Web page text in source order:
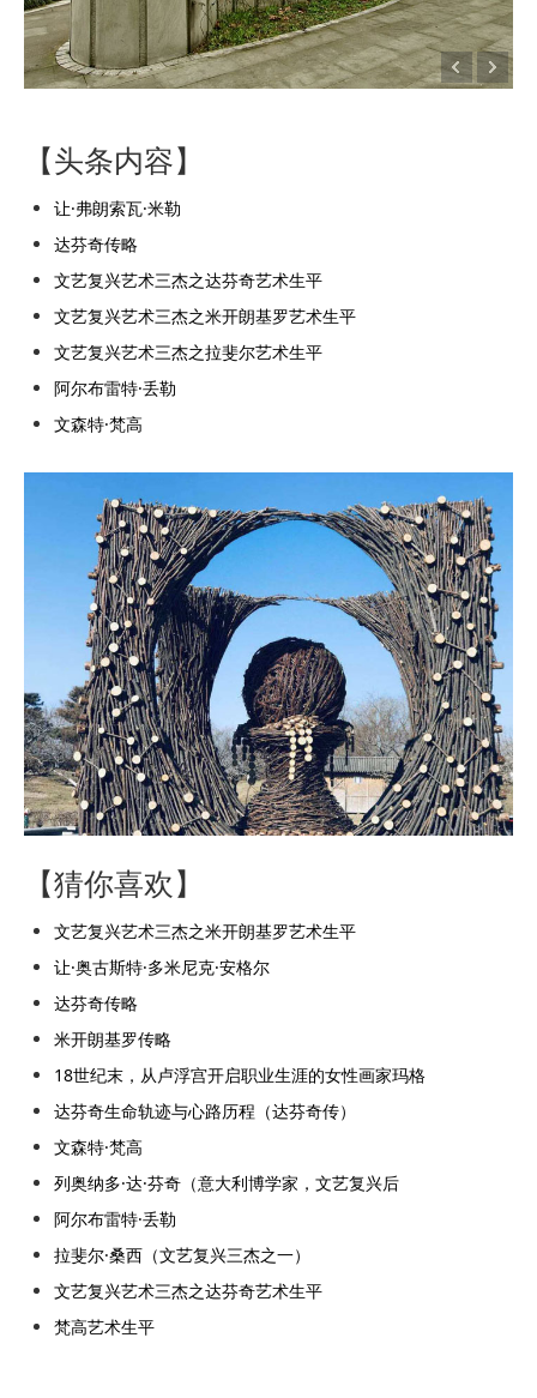
【头条内容】
让·弗朗索瓦·米勒
达芬奇传略
文艺复兴艺术三杰之达芬奇艺术生平
文艺复兴艺术三杰之米开朗基罗艺术生平
文艺复兴艺术三杰之拉斐尔艺术生平
阿尔布雷特·丢勒
文森特·梵高
【猜你喜欢】
文艺复兴艺术三杰之米开朗基罗艺术生平
让·奥古斯特·多米尼克·安格尔
达芬奇传略
米开朗基罗传略
18世纪末，从卢浮宫开启职业生涯的女性画家玛格
达芬奇生命轨迹与心路历程（达芬奇传）
文森特·梵高
列奥纳多·达·芬奇（意大利博学家，文艺复兴后
阿尔布雷特·丢勒
拉斐尔·桑西（文艺复兴三杰之一）
文艺复兴艺术三杰之达芬奇艺术生平
梵高艺术生平